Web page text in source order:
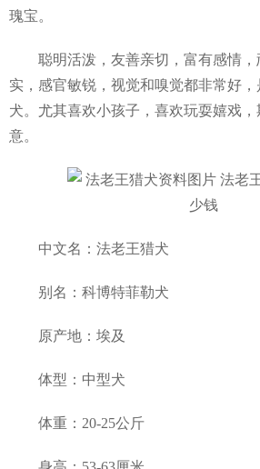
瑰宝。
聪明活泼，友善亲切，富有感情，
实，感官敏锐，视觉和嗅觉都非常好
犬。尤其喜欢小孩子，喜欢玩耍嬉戏
意。
中文名：法老王猎犬
别名：科博特菲勒犬
原产地：埃及
体型：中型犬
体重：20-25公斤